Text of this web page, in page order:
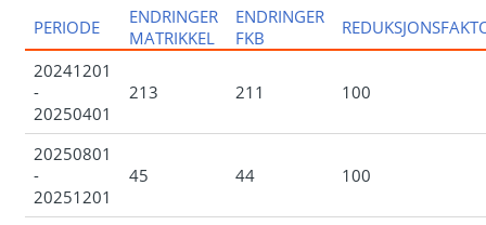
PERIODE
ENDRINGER
MATRIKKEL
ENDRINGER
FKB
20241201
-
20250401
213 211 100
20250801
-
20251201
45 44 100